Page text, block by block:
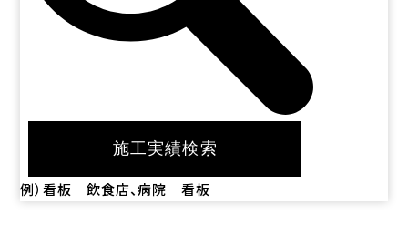
例）看板 飲食店、病院 看板